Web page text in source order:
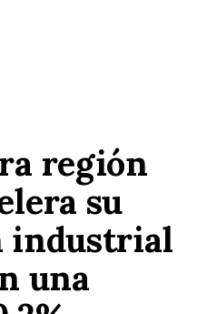
región
su
industrial
una